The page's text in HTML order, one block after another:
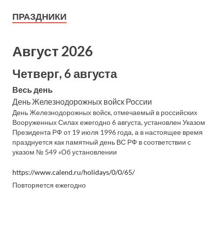
ПРАЗДНИКИ
Август 2026
Четверг, 6 августа
Весь день
День Железнодорожных войск России
День Железнодорожных войск, отмечаемый в российских
Вооруженных Силах ежегодно 6 августа, установлен Указом
Президента РФ от 19 июля 1996 года, а в настоящее время
празднуется как памятный день ВС РФ в соответствии с
указом № 549 «Об установлении
https://www.calend.ru/holidays/0/0/65/
Повторяется ежегодно